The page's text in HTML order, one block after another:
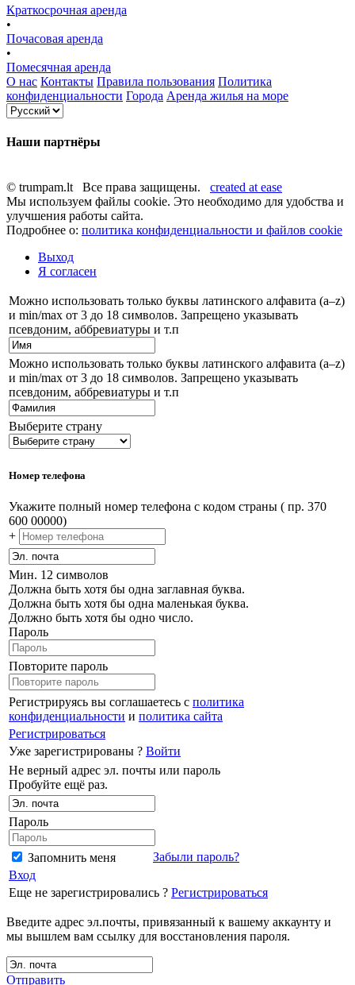
Краткосрочная аренда
•
Почасовая аренда
•
Помесячная аренда
О нас Контакты Правила пользования Политика
конфиденциальности Города Аренда жилья на море
Наши партнёры
© trumpam.lt Все права защищены. created at ease
Мы используем файлы cookie. Это необходимо для удобства и
улучшения работы сайта.
Подробнее о: политика конфиденциальности и файлов cookie
Выход
Я согласен
Можно использовать только буквы латинского алфавита (a–z)
и min/max от 3 до 18 символов. Запрещено указывать
псевдоним, аббревиатуры и т.п
Можно использовать только буквы латинского алфавита (a–z)
и min/max от 3 до 18 символов. Запрещено указывать
псевдоним, аббревиатуры и т.п
Выберите страну
Номер телефона
Укажите полный номер телефона с кодом страны ( пр. 370
600 00000)
+
Мин. 12 символов
Должна быть хотя бы одна заглавная буква.
Должна быть хотя бы одна маленькая буква.
Должно быть хотя бы одно число.
Пароль
Повторите пароль
Регистрируясь вы соглашаетесь с политика
конфиденциальности и политика сайта
Регистрироваться
Уже зарегистрированы ? Войти
Не верный адрес эл. почты или пароль
Пробуйте ещё раз.
Пароль
Запомнить меня
Забыли пароль?
Вход
Еще не зарегистрировались ? Регистрироваться
Введите адрес эл.почты, привязанный к вашему аккаунту и
мы вышлем вам ссылку для восстановления пароля.
Отправить